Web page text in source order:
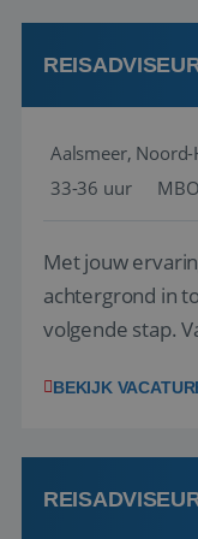
werken: of het
Aalsmeer,
33-36 uur
MBO
Met jouw
achtergrond in
volgende stap.
wensen van je
klanten te
boeken! ...
BEKIJK